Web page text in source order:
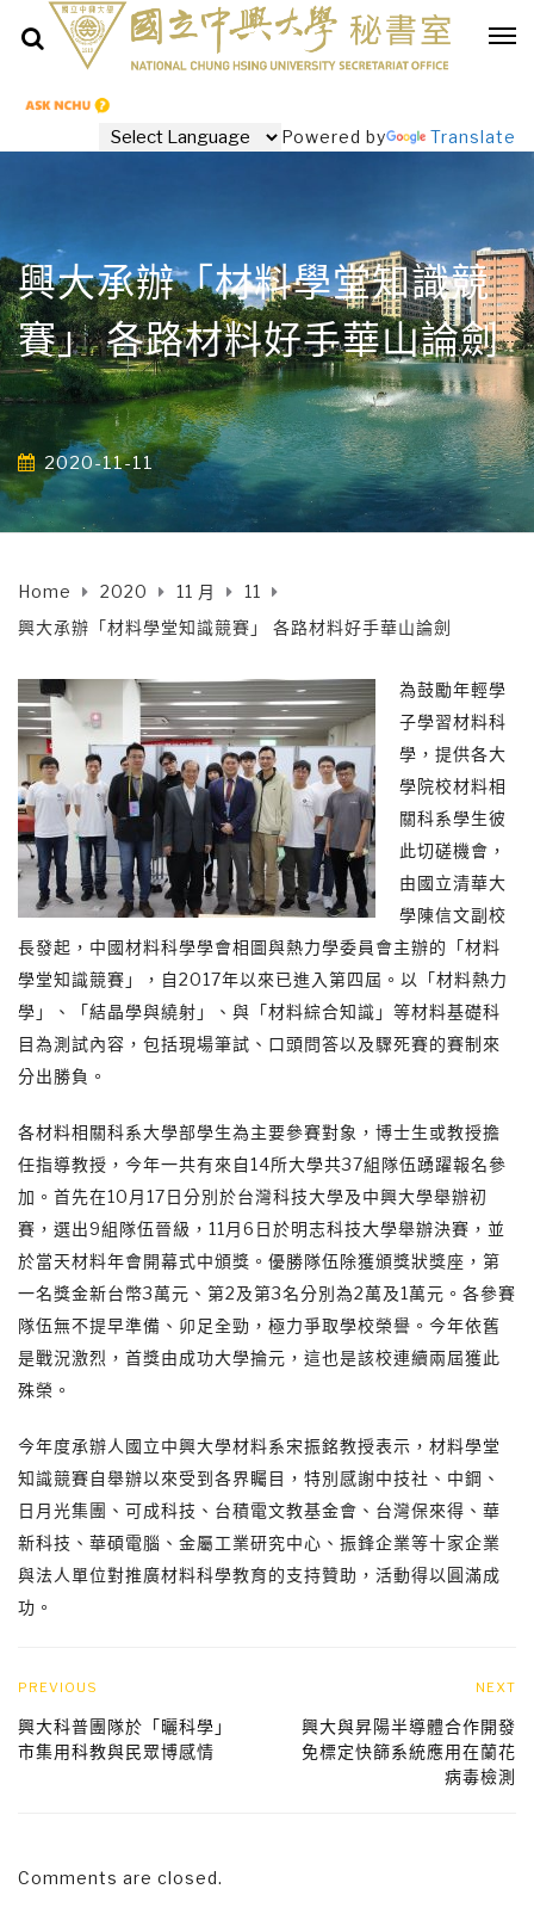
Powered by Translate
興大承辦「材料學堂知識競
賽」 各路材料好手華山論劍
2020-11-11
Home 2020 11 月
11
興大承辦「材料學堂知識競賽」 各路材料好手華山論劍
為鼓勵年輕學
子學習材料科
學，提供各大
學院校材料相
關科系學生彼
此切磋機會，
由國立清華大
學陳信文副校
長發起，中國材料科學學會相圖與熱力學委員會主辦的「材料
學堂知識競賽」，自2017年以來已進入第四屆。以「材料熱力
學」、「結晶學與繞射」、與「材料綜合知識」等材料基礎科
目為測試內容，包括現場筆試、口頭問答以及驟死賽的賽制來
分出勝負。
各材料相關科系大學部學生為主要參賽對象，博士生或教授擔
任指導教授，今年一共有來自14所大學共37組隊伍踴躍報名參
加。首先在10月17日分別於台灣科技大學及中興大學舉辦初
賽，選出9組隊伍晉級，11月6日於明志科技大學舉辦決賽，並
於當天材料年會開幕式中頒獎。優勝隊伍除獲頒獎狀獎座，第
一名獎金新台幣3萬元、第2及第3名分別為2萬及1萬元。各參賽
隊伍無不提早準備、卯足全勁，極力爭取學校榮譽。今年依舊
是戰況激烈，首獎由成功大學掄元，這也是該校連續兩屆獲此
殊榮。
今年度承辦人國立中興大學材料系宋振銘教授表示，材料學堂
知識競賽自舉辦以來受到各界矚目，特別感謝中技社、中鋼、
日月光集團、可成科技、台積電文教基金會、台灣保來得、華
新科技、華碩電腦、金屬工業研究中心、振鋒企業等十家企業
與法人單位對推廣材料科學教育的支持贊助，活動得以圓滿成
功。
PREVIOUS
興大科普團隊於「曬科學」
市集用科教與民眾博感情
NEXT
興大與昇陽半導體合作開發
免標定快篩系統應用在蘭花
病毒檢測
Comments are closed.